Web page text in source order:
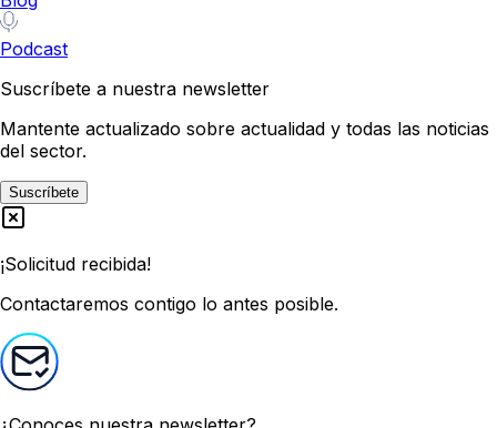
Podcast
Suscríbete a nuestra newsletter
Mantente actualizado sobre actualidad y todas las noticias
del sector.
Suscríbete
¡Solicitud recibida!
Contactaremos contigo lo antes posible.